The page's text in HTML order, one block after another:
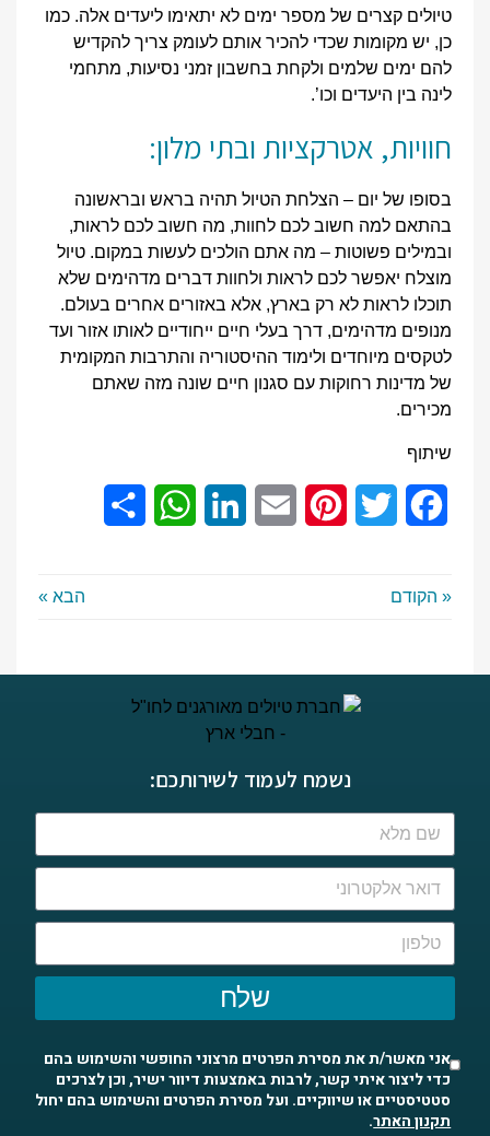
טיולים קצרים של מספר ימים לא יתאימו ליעדים אלה. כמו
כן, יש מקומות שכדי להכיר אותם לעומק צריך להקדיש
להם ימים שלמים ולקחת בחשבון זמני נסיעות, מתחמי
לינה בין היעדים וכו’.
חוויות, אטרקציות ובתי מלון:
בסופו של יום – הצלחת הטיול תהיה בראש ובראשונה
בהתאם למה חשוב לכם לחוות, מה חשוב לכם לראות,
ובמילים פשוטות – מה אתם הולכים לעשות במקום. טיול
מוצלח יאפשר לכם לראות ולחוות דברים מדהימים שלא
תוכלו לראות לא רק בארץ, אלא באזורים אחרים בעולם.
מנופים מדהימים, דרך בעלי חיים ייחודיים לאותו אזור ועד
לטקסים מיוחדים ולימוד ההיסטוריה והתרבות המקומית
של מדינות רחוקות עם סגנון חיים שונה מזה שאתם
מכירים.
שיתוף
Facebook
Twitter
Pinterest
Email
LinkedIn
WhatsApp
« הקודם הבא »
נשמח לעמוד לשירותכם:
שלח
אני מאשר/ת את מסירת הפרטים מרצוני החופשי והשימוש בהם
כדי ליצור איתי קשר, לרבות באמצעות דיוור ישיר, וכן לצרכים
סטטיסטיים או שיווקיים. ועל מסירת הפרטים והשימוש בהם יחול
תקנון האתר.